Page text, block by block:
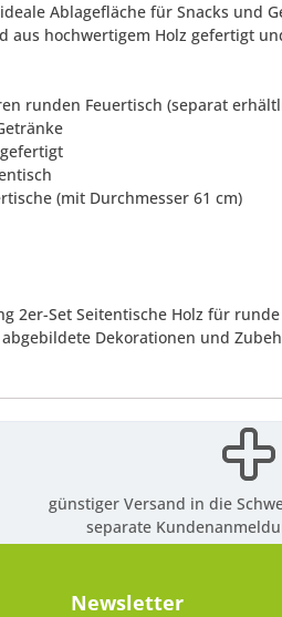
Ablagefläche für Snacks und
aus hochwertigem Holz gefertigt
runden Feuertisch (separat
(mit Durchmesser 61 cm)
2er-Set Seitentische Holz für
Dekorationen und
günstiger Versand in die
separate
Newsletter